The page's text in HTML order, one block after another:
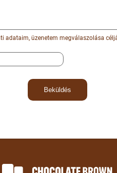
adataim, üzenetem megválaszolása